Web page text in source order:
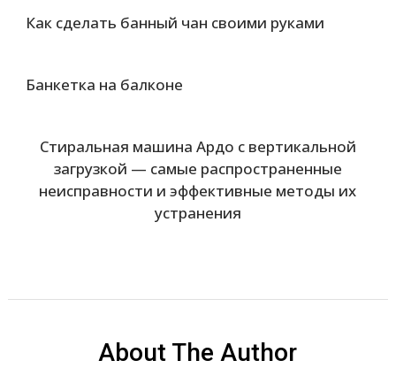
Как сделать банный чан своими руками
Банкетка на балконе
Стиральная машина Ардо с вертикальной
загрузкой — самые распространенные
неисправности и эффективные методы их
устранения
About The Author